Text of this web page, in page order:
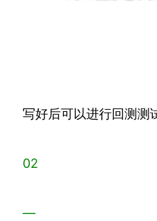
写好后可以进行回测测
02
—